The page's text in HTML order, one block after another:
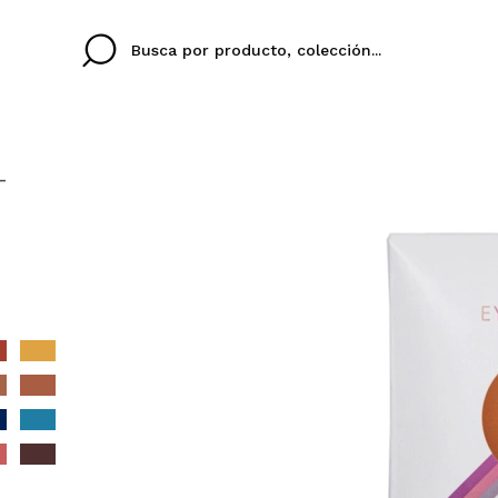
Al crear una cuenta
rápidamente, revisar
IDIOMA ENGLISH
colori